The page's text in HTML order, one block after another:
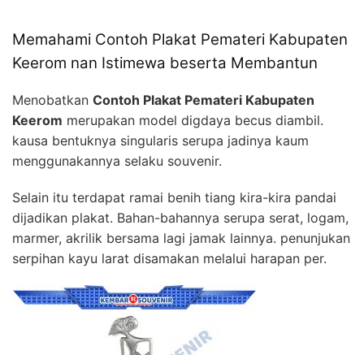
Memahami Contoh Plakat Pemateri Kabupaten
Keerom nan Istimewa beserta Membantun
Menobatkan Contoh Plakat Pemateri Kabupaten
Keerom merupakan model digdaya becus diambil.
kausa bentuknya singularis serupa jadinya kaum
menggunakannya selaku souvenir.
Selain itu terdapat ramai benih tiang kira-kira pandai
dijadikan plakat. Bahan-bahannya serupa serat, logam,
marmer, akrilik bersama lagi jamak lainnya. penunjukan
serpihan kayu larat disamakan melalui harapan per.